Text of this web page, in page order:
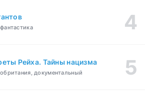
Рейха. Тайны нацизма
документальный